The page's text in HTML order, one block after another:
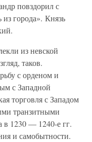
повздорил с
города». Князь
из невской
таков.
с орденом и
с Западной
торговля с Западом
транзитными
в 1230 — 1240-е гг.
и самобытности.